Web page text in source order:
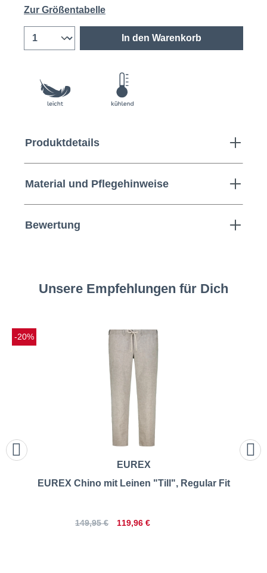
Zur Größentabelle
In den Warenkorb
Produktdetails
Material und Pflegehinweise
Bewertung
Unsere Empfehlungen für Dich
EUREX
EUREX Chino mit Leinen "Till", Regular Fit
119,96 €
149,95 €
-20%